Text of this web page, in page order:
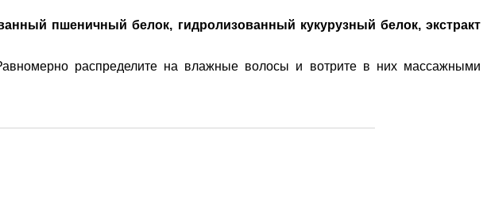
пшеничный белок, гидролизованный кукурузный белок, экстракт
распределите на влажные волосы и вотрите в них массажными